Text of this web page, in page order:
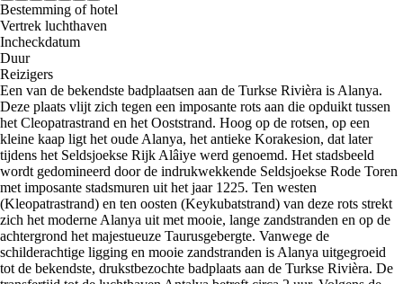
Bestemming of hotel
Vertrek luchthaven
Incheckdatum
Duur
Reizigers
Een van de bekendste badplaatsen aan de Turkse Rivièra is Alanya.
Deze plaats vlijt zich tegen een imposante rots aan die opduikt tussen
het Cleopatrastrand en het Ooststrand. Hoog op de rotsen, op een
kleine kaap ligt het oude Alanya, het antieke Korakesion, dat later
tijdens het Seldsjoekse Rijk Alâiye werd genoemd. Het stadsbeeld
wordt gedomineerd door de indrukwekkende Seldsjoekse Rode Toren
met imposante stadsmuren uit het jaar 1225. Ten westen
(Kleopatrastrand) en ten oosten (Keykubatstrand) van deze rots strekt
zich het moderne Alanya uit met mooie, lange zandstranden en op de
achtergrond het majestueuze Taurusgebergte. Vanwege de
schilderachtige ligging en mooie zandstranden is Alanya uitgegroeid
tot de bekendste, drukstbezochte badplaats aan de Turkse Rivièra. De